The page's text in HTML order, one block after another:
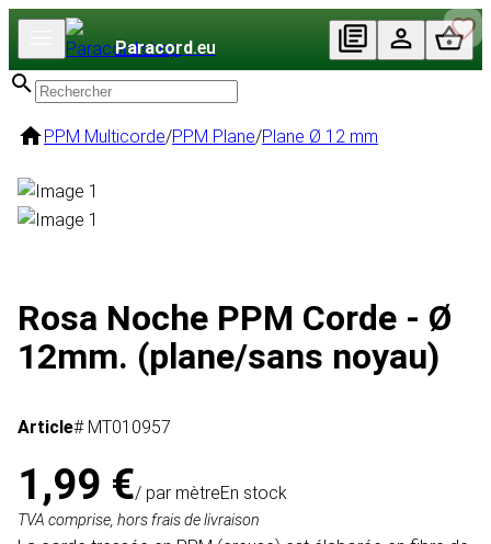
Paracord.eu
PPM Multicorde/PPM Plane/Plane Ø 12 mm
Rosa Noche PPM Corde - Ø
12mm. (plane/sans noyau)
Article# MT010957
1,99 €/ par mètreEn stock
TVA comprise, hors frais de livraison